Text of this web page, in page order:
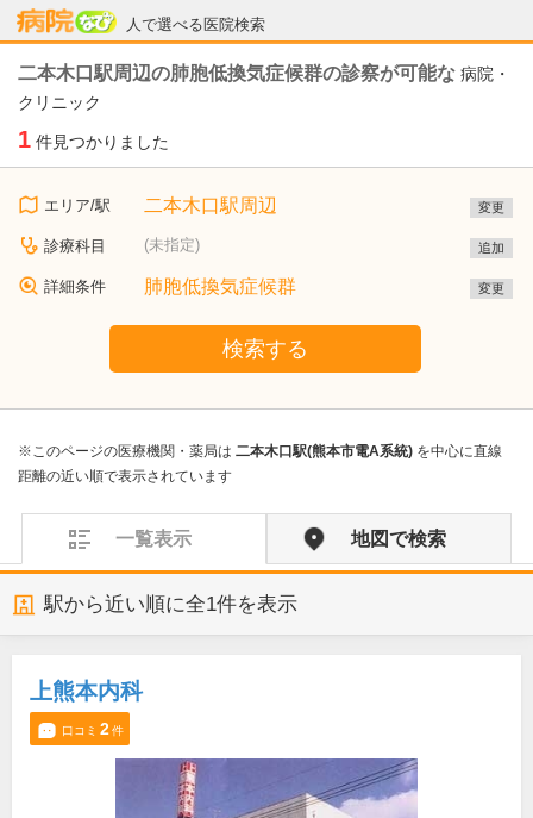
人で選べる医院検索
病院なび
二本木口駅周辺の肺胞低換気症候群の診察が可能な 病院・
クリニック
1 件見つかりました
エリア/駅 二本木口駅周辺 変更
診療科目 (未指定) 追加
詳細条件 肺胞低換気症候群 変更
検索する
※このページの医療機関・薬局は 二本木口駅(熊本市電A系統) を中心に直線
距離の近い順で表示されています
一覧表示 地図で検索
駅から近い順に全1件を表示
上熊本内科
口コミ 2件